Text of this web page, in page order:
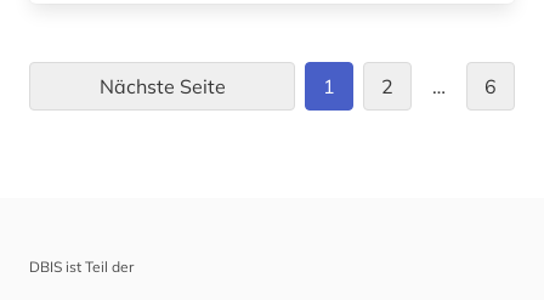
Nächste Seite 1 2 … 6
DBIS ist Teil der